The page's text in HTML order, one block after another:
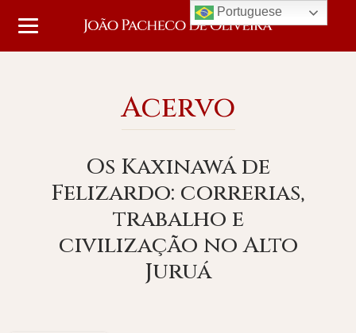
Acervo
Os Kaxinawá de
Felizardo: correrias,
trabalho e
civilização no Alto
Juruá
Portuguese